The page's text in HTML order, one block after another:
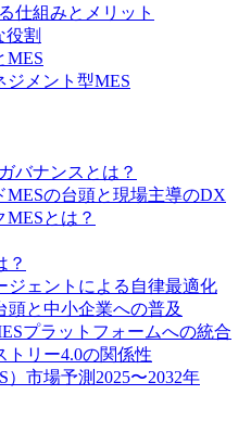
仕組みとメリット
役割
MES
ジメント型MES
バナンスとは？
MESの台頭と現場主導のDX
とは？
？
ジェントによる自律最適化
頭と中小企業への普及
プラットフォームへの統合
トリー4.0の関係性
市場予測2025〜2032年